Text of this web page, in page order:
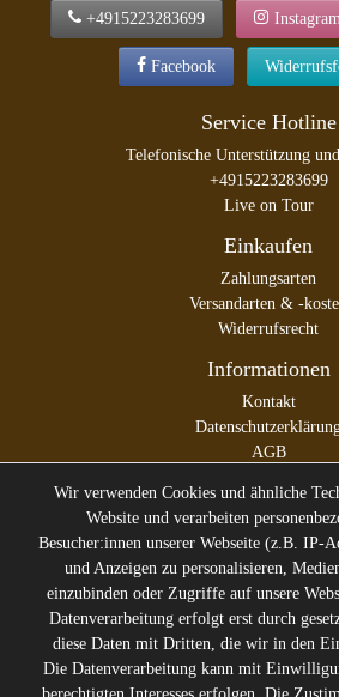
+4915223283699
Facebook
Service Hotline
Telefonische Unterstützung
+4915223283699
Live on Tour
Einkaufen
Zahlungsarten
Versandarten & -
Widerrufsrecht
Informationen
Kontakt
AGB
* Alle Preise inkl. gesetzl.
** Die durchgestrichenen Preise
Preis des Verkäufers
Gerne halten wir Sie
Wir verwenden Cookies und ähnliche
Website und verarbeiten
Besucher:innen unserer Webseite (z.B. IP-
und Anzeigen zu personalisieren,
einzubinden oder Zugriffe auf unsere
Datenverarbeitung erfolgt erst durch
diese Daten mit Dritten, die wir in den
Die Datenverarbeitung kann mit